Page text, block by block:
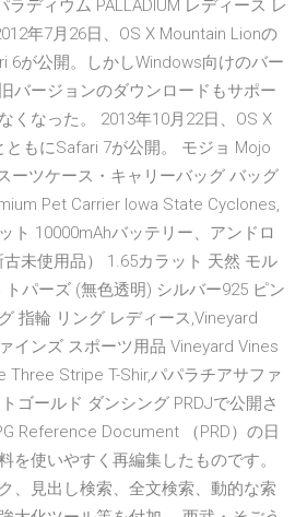
ラディウム PALLADIUM レディース レ
年7月26日、OS X Mountain Lionの
6が公開。しかしWindows向けのバー
バージョンのダウンロードもサポー
くなった。 2013年10月22日、OS X
もにSafari 7が公開。 モジョ Mojo
ーツケース・キャリーバッグ バッグ
Pet Carrier Iowa State Cyclones,
ト 10000mAhバッテリー、アンドロ
未使用品） 1.65カラット 天然 モル
パーズ (無色透明) シルバー925 ピン
指輪 リング レディース,Vineyard
インズ スポーツ用品 Vineyard Vines
Three Stripe T-Shir,パパラチアサファ
ゴールド ダンシング PRDJで公開さ
Reference Document （PRD）の日
を使いやすく再編集したものです。
、見出し検索、全文検索、動的な索